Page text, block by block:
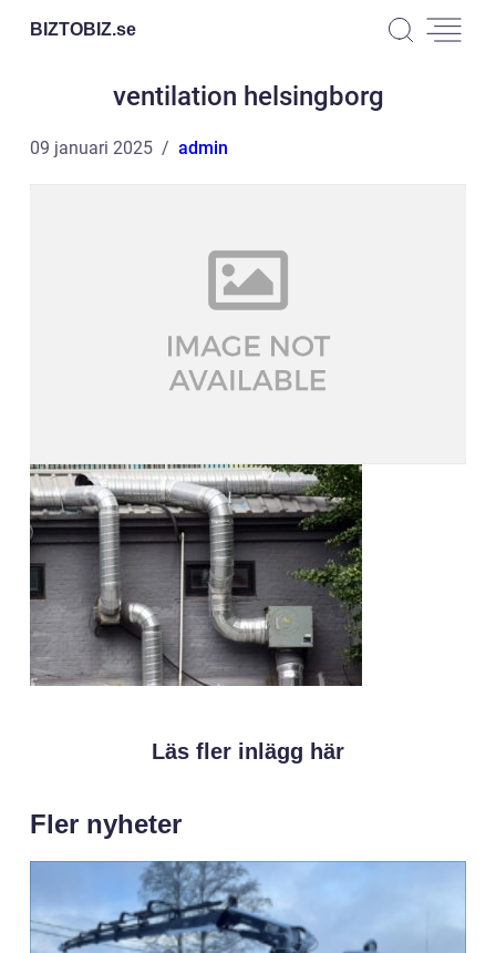
BIZTOBIZ.se
ventilation helsingborg
09 januari 2025 admin
Läs fler inlägg här
Fler nyheter